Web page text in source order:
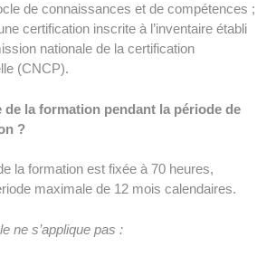
de connaissances et de compétences ;
certification inscrite à l’inventaire établi
nationale de la certification
(CNCP).
de la formation pendant la période de
?
la formation est fixée à 70 heures,
maximale de 12 mois calendaires.
ne s’applique pas :